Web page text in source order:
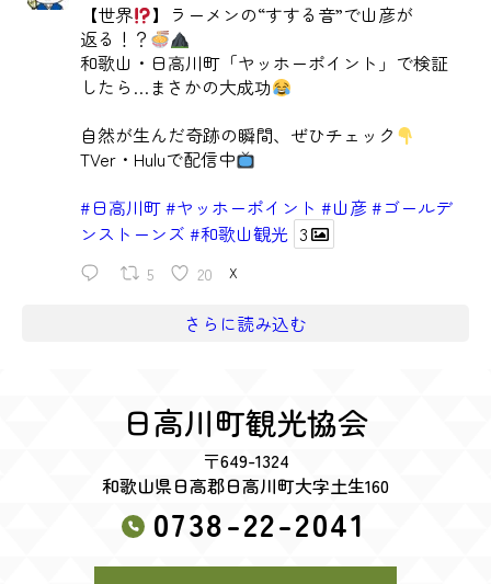
【世界
】ラーメンの“すする音”で山彦が
返る！？
和歌山・日高川町「ヤッホーポイント」で検証
したら…まさかの大成功
自然が生んだ奇跡の瞬間、ぜひチェック
TVer・Huluで配信中
#日高川町#ヤッホーポイント #山彦#ゴールデ
ンストーンズ #和歌山観光 3
5 20 X
さらに読み込む
日高川町観光協会
〒649-1324
和歌山県日高郡日高川町大字土生160
0738-22-2041